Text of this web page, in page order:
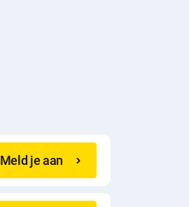
Meld je aan